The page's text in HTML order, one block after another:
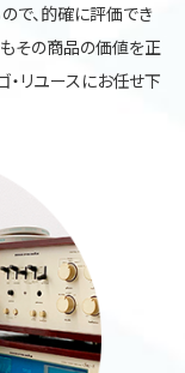
で、的確に評価でき
その商品の価値を正
・リユースにお任せ下